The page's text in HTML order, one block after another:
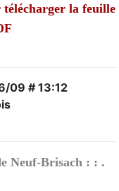
télécharger la feuille
09 # 13:12
Neuf-Brisach : : .